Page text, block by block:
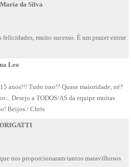
da Silva
felicidades, muito sucesso. É um prazer entrar
Leo
anos!!! Tudo isso!? Quase maioridade, né?
Desejo a TODOS/AS da equipe muitas
Beijos / Chris
nos proporcionaram tantos maravilhosos